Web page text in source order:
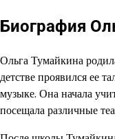
Биография
Ольга Тумайкина
детстве проявился ее
музыке. Она начала
посещала различные